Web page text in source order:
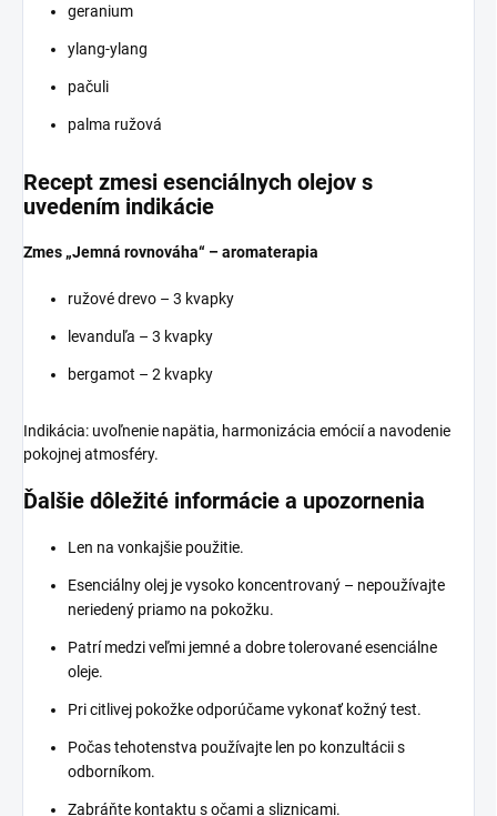
geranium
ylang-ylang
pačuli
palma ružová
Recept zmesi esenciálnych olejov s
uvedením indikácie
Zmes „Jemná rovnováha“ – aromaterapia
ružové drevo – 3 kvapky
levanduľa – 3 kvapky
bergamot – 2 kvapky
Indikácia: uvoľnenie napätia, harmonizácia emócií a navodenie
pokojnej atmosféry.
Ďalšie dôležité informácie a upozornenia
Len na vonkajšie použitie.
Esenciálny olej je vysoko koncentrovaný – nepoužívajte
neriedený priamo na pokožku.
Patrí medzi veľmi jemné a dobre tolerované esenciálne
oleje.
Pri citlivej pokožke odporúčame vykonať kožný test.
Počas tehotenstva používajte len po konzultácii s
odborníkom.
Zabráňte kontaktu s očami a sliznicami.